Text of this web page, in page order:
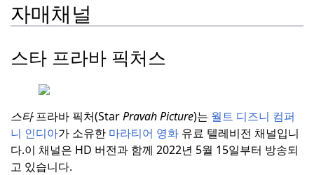
자매채널
스타 프라바 픽처스
스타프라바 픽처(StarPravah Picture)는 월트 디즈니 컴퍼
니 인디아가 소유한 마라티어 영화 유료 텔레비전 채널입니
다.이 채널은 HD 버전과 함께 2022년 5월 15일부터 방송되
고 있습니다.